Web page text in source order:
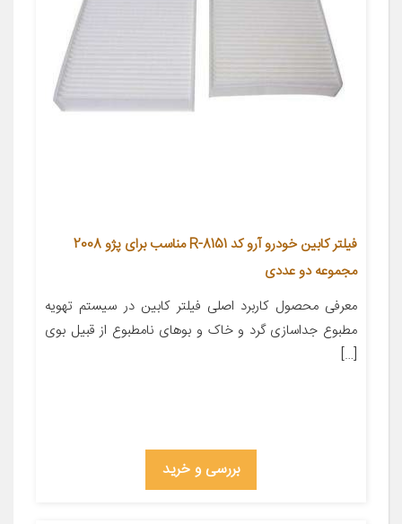
فیلتر کابین خودرو آرو کد R-8151 مناسب برای پژو 2008
مجموعه دو عددی
معرفی محصول کاربرد اصلی فیلتر کابین در سیستم تهویه
مطبوع جداسازی گرد و خاک و بوهای نامطبوع از قبیل بوی
[…]
بررسی و خرید